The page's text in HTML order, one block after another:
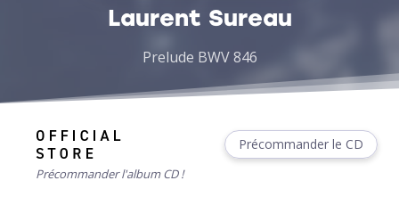
Laurent Sureau
Prelude BWV 846
Précommander le CD
Précommander l'album CD !